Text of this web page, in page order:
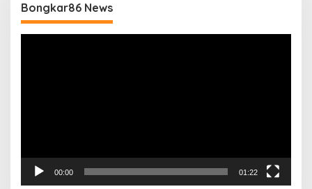
Bongkar86 News
00:00 01:22